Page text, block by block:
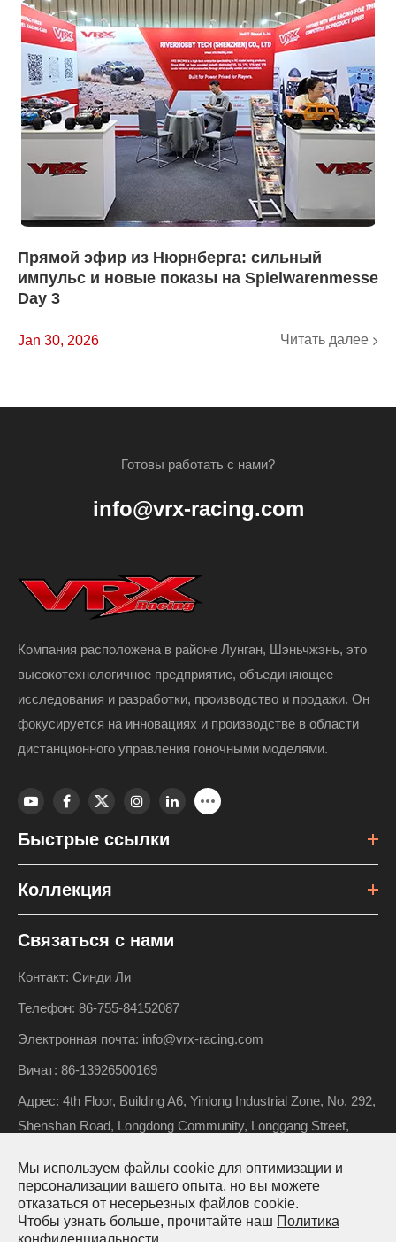
Прямой эфир из Нюрнберга: сильный
импульс и новые показы на Spielwarenmesse
Day 3
Jan 30, 2026 Читать далее
Готовы работать с нами?
info@vrx-racing.com
Компания расположена в районе Лунган, Шэньчжэнь, это
высокотехнологичное предприятие, объединяющее
исследования и разработки, производство и продажи. Он
фокусируется на инновациях и производстве в области
дистанционного управления гоночными моделями.
Быстрые ссылки
Коллекция
Связаться с нами
Контакт: Синди Ли
Телефон: 86-755-84152087
Электронная почта: info@vrx-racing.com
Вичат: 86-13926500169
Адрес: 4th Floor, Building A6, Yinlong Industrial Zone, No. 292,
Shenshan Road, Longdong Community, Longgang Street,
Авторские права ©Riverhobby Tech (Shenzhen) Co., Ltd.
Мы используем файлы cookie для оптимизации и
персонализации вашего опыта, но вы можете
отказаться от несерьезных файлов cookie.
Чтобы узнать больше, прочитайте наш Политика
конфиденциальности